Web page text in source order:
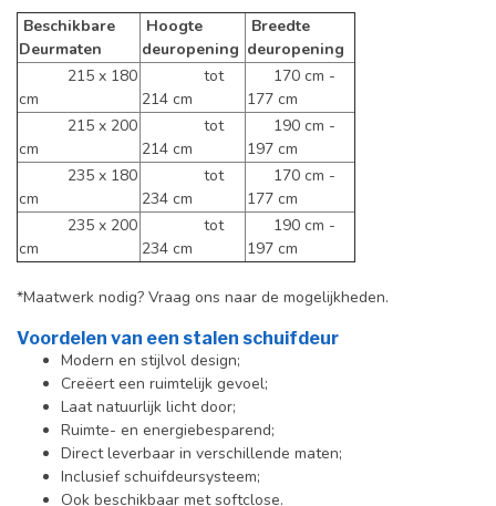
Beschikbare
Deurmaten
Hoogte
deuropening
Breedte
deuropening
215 x 180
cm
tot
214 cm
170 cm -
177 cm
215 x 200
cm
tot
214 cm
190 cm -
197 cm
235 x 180
cm
tot
234 cm
170 cm -
177 cm
235 x 200
cm
tot
234 cm
190 cm -
197 cm
*Maatwerk nodig? Vraag ons naar de mogelijkheden.
Voordelen van een stalen schuifdeur
Modern en stijlvol design;
Creëert een ruimtelijk gevoel;
Laat natuurlijk licht door;
Ruimte- en energiebesparend;
Direct leverbaar in verschillende maten;
Inclusief schuifdeursysteem;
Ook beschikbaar met softclose.